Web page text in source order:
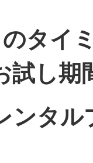
タイ
し期
ンタ